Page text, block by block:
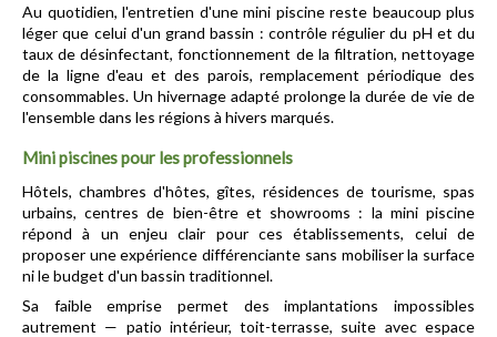
Au quotidien, l'entretien d'une mini piscine reste beaucoup plus
léger que celui d'un grand bassin : contrôle régulier du pH et du
taux de désinfectant, fonctionnement de la filtration, nettoyage
de la ligne d'eau et des parois, remplacement périodique des
consommables. Un hivernage adapté prolonge la durée de vie de
l'ensemble dans les régions à hivers marqués.
Mini piscines pour les professionnels
Hôtels, chambres d'hôtes, gîtes, résidences de tourisme, spas
urbains, centres de bien-être et showrooms : la mini piscine
répond à un enjeu clair pour ces établissements, celui de
proposer une expérience différenciante sans mobiliser la surface
ni le budget d'un bassin traditionnel.
Sa faible emprise permet des implantations impossibles
autrement — patio intérieur, toit-terrasse, suite avec espace